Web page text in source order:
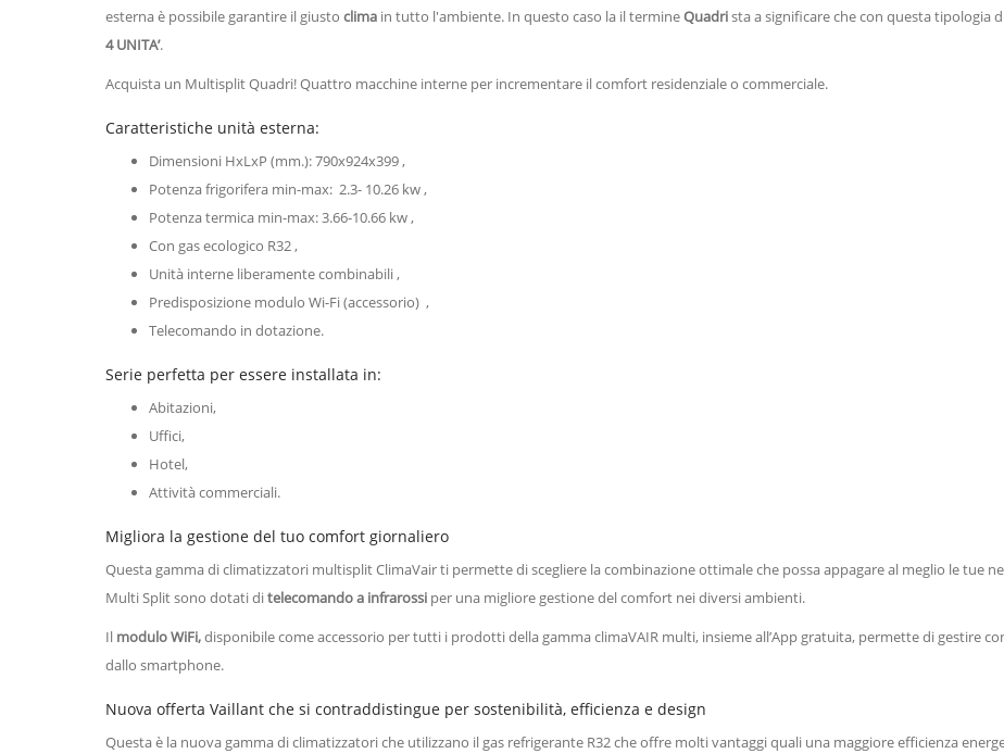
esterna è possibile garantire il giusto clima in tutto l'ambiente. In questo caso la il termineQuadrista a significare che con questa tipologia
4 UNITA’.
Acquista un Multisplit Quadri! Quattro macchine interne per incrementare il comfort residenziale o commerciale.
Caratteristiche unità esterna:
Dimensioni HxLxP (mm.): 790x924x399 ,
Potenza frigorifera min-max: 2.3- 10.26 kw ,
Potenza termica min-max: 3.66-10.66 kw ,
Con gas ecologico R32 ,
Unità interne liberamente combinabili ,
Predisposizione modulo Wi-Fi (accessorio) ,
Telecomando in dotazione.
Serie perfetta per essere installata in:
Abitazioni,
Uffici,
Hotel,
Attività commerciali.
Migliora la gestione del tuo comfort giornaliero
Questa gamma di climatizzatori multisplit ClimaVair ti permette di scegliere la combinazione ottimale che possa appagare al meglio le tue
Multi Split sono dotati ditelecomando a infrarossi per una migliore gestione del comfort nei diversi ambienti.
Il modulo WiFi,disponibile come accessorio per tutti i prodotti della gamma climaVAIR multi, insieme all’App gratuita, permette di gestire
dallo smartphone.
Nuova offerta Vaillant che si contraddistingue per sostenibilità, efficienza e design
Questa è la nuova gamma di climatizzatori che utilizzano il gas refrigerante R32 che offre molti vantaggi quali una maggiore efficienza